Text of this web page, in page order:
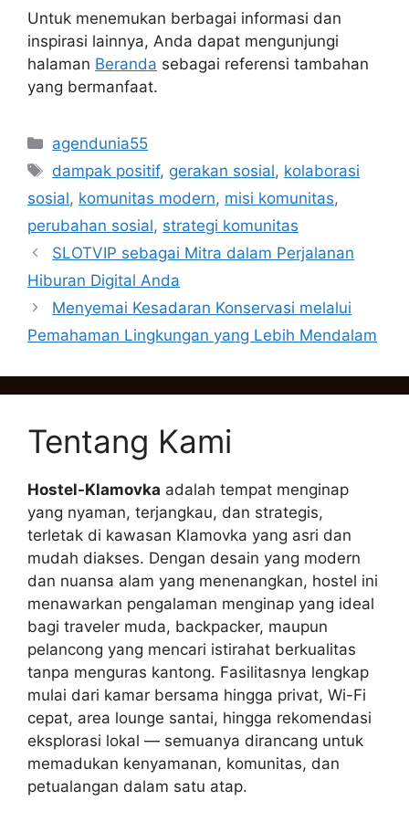
Untuk menemukan berbagai informasi dan
inspirasi lainnya, Anda dapat mengunjungi
halaman Beranda sebagai referensi tambahan
yang bermanfaat.
Categories
agendunia55
Tags
dampak positif, gerakan sosial, kolaborasi
sosial, komunitas modern, misi komunitas,
perubahan sosial, strategi komunitas
SLOTVIP sebagai Mitra dalam Perjalanan
Hiburan Digital Anda
Menyemai Kesadaran Konservasi melalui
Pemahaman Lingkungan yang Lebih Mendalam
Tentang Kami
Hostel-Klamovka adalah tempat menginap
yang nyaman, terjangkau, dan strategis,
terletak di kawasan Klamovka yang asri dan
mudah diakses. Dengan desain yang modern
dan nuansa alam yang menenangkan, hostel ini
menawarkan pengalaman menginap yang ideal
bagi traveler muda, backpacker, maupun
pelancong yang mencari istirahat berkualitas
tanpa menguras kantong. Fasilitasnya lengkap
mulai dari kamar bersama hingga privat, Wi-Fi
cepat, area lounge santai, hingga rekomendasi
eksplorasi lokal — semuanya dirancang untuk
memadukan kenyamanan, komunitas, dan
petualangan dalam satu atap.